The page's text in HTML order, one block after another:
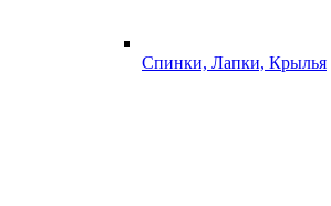
Спинки, Лапки, Крылья